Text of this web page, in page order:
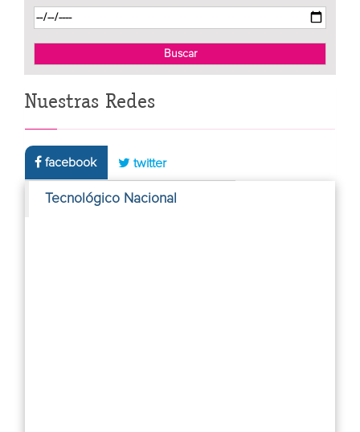
Nuestras Redes
facebook twitter
Tecnológico Nacional